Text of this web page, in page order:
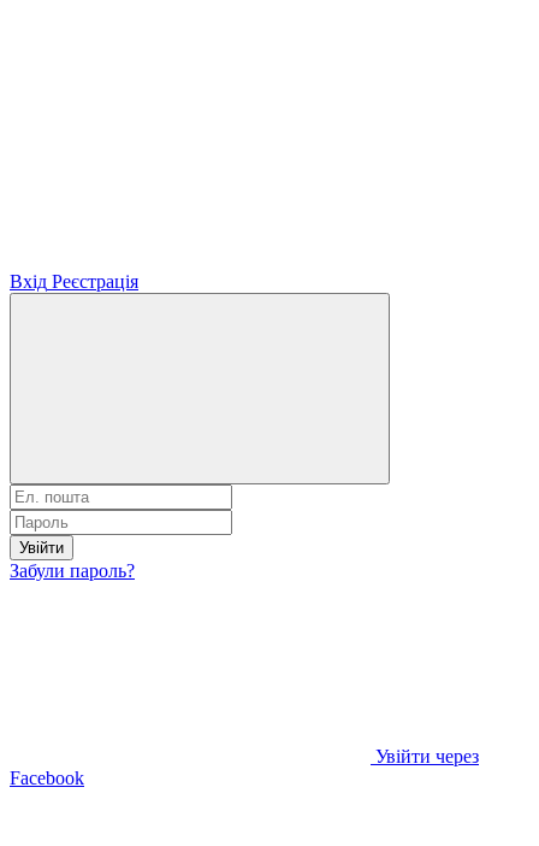
Вхід Реєстрація
Увійти
Забули пароль?
Увійти через
Facebook